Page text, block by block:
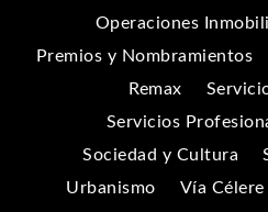
Operaciones
Premios y Nombramientos
Remax
Servicios
Sociedad y Cultura
Urbanismo
Vía Célere